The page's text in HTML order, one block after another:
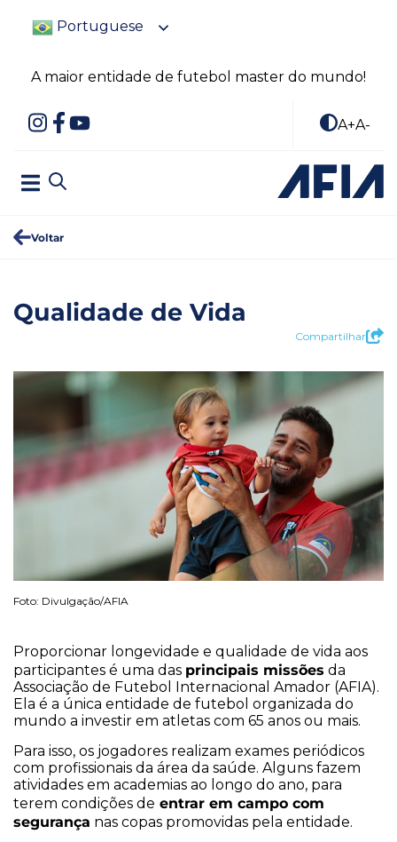
Portuguese
A maior entidade de futebol master do mundo!
A+A-
Voltar
Qualidade de Vida
Compartilhar
Foto: Divulgação/AFIA
Proporcionar longevidade e qualidade de vida aos
participantes é uma das principais missões da
Associação de Futebol Internacional Amador (AFIA).
Ela é a única entidade de futebol organizada do
mundo a investir em atletas com 65 anos ou mais.
Para isso, os jogadores realizam exames periódicos
com profissionais da área da saúde. Alguns fazem
atividades em academias ao longo do ano, para
terem condições de entrar em campo com
segurança nas copas promovidas pela entidade.